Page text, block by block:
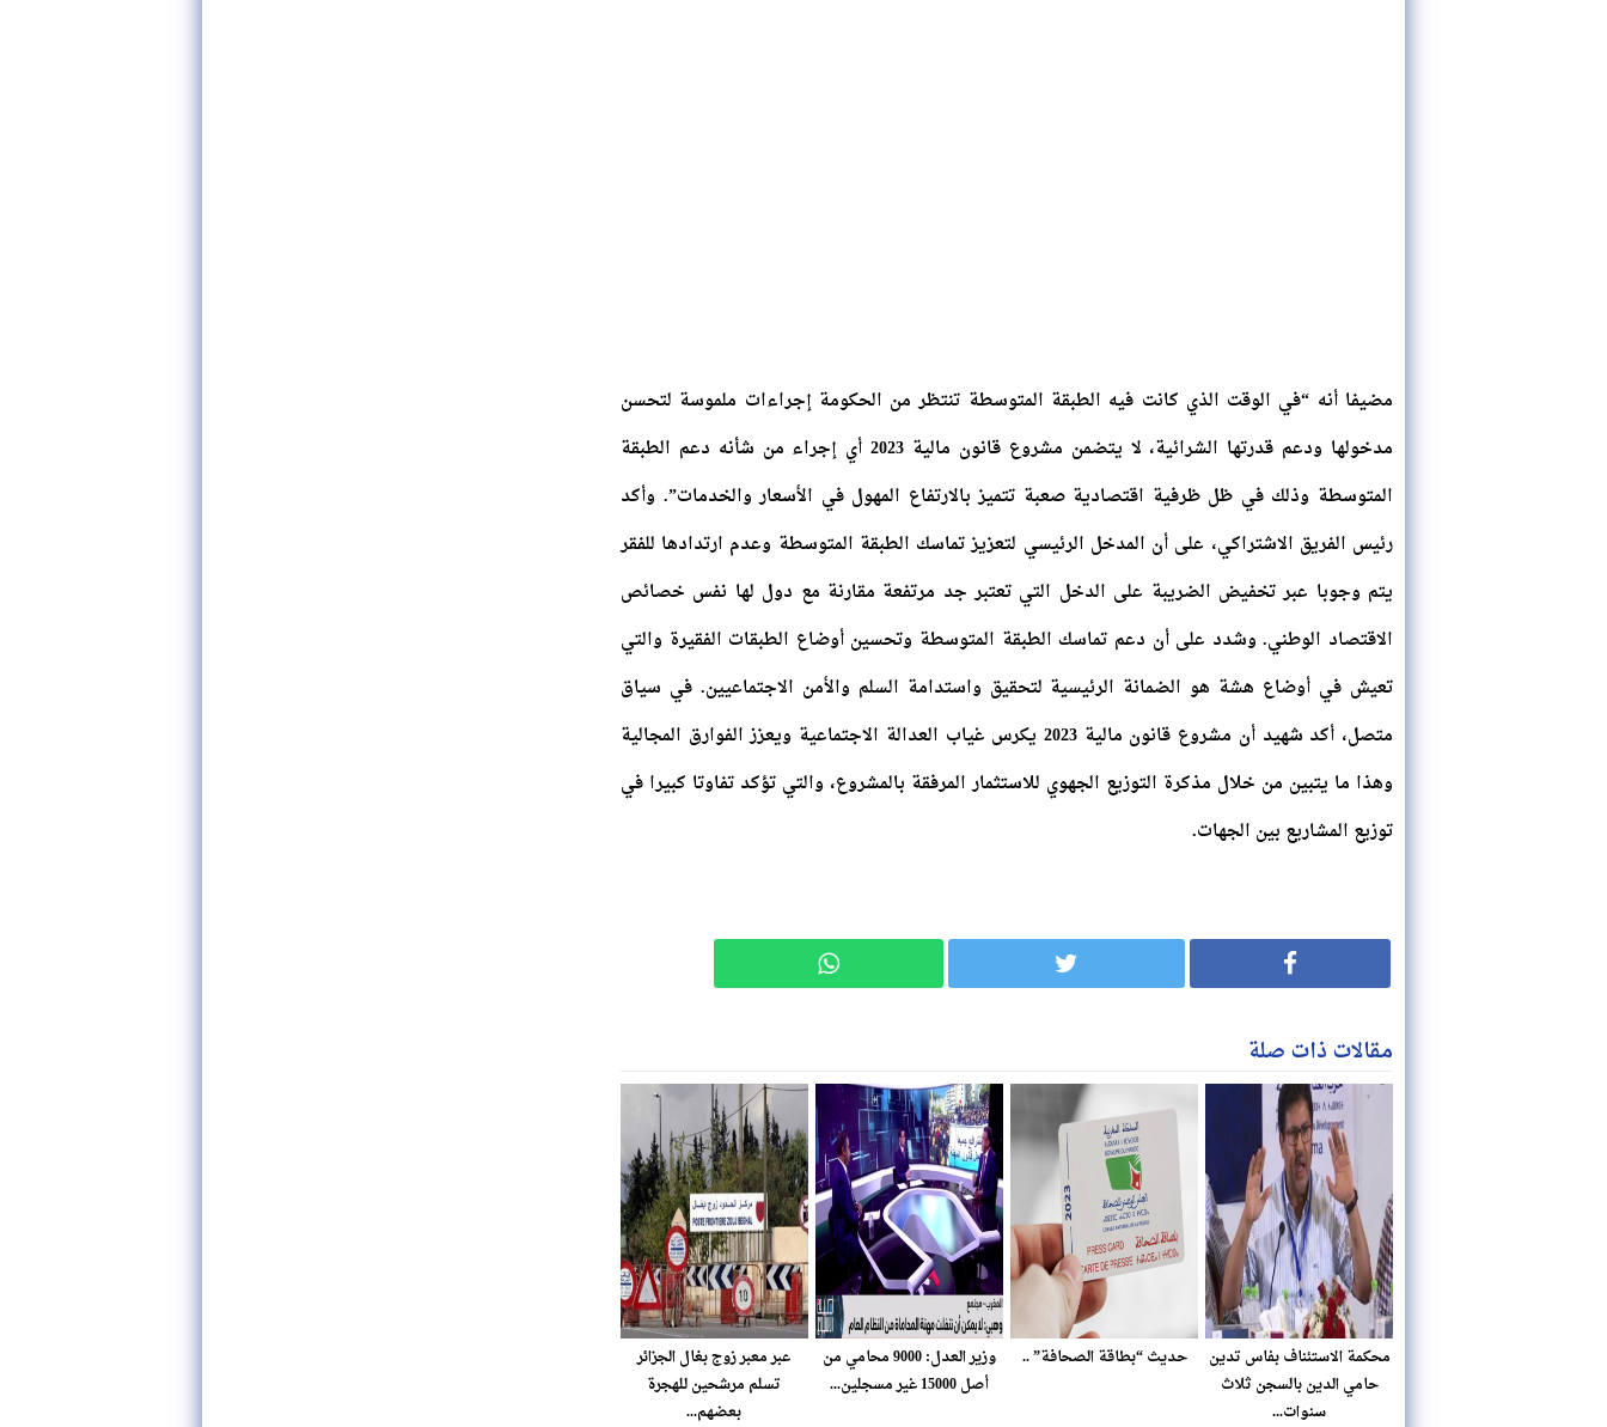
مضيفا أنه “في الوقت الذي كانت فيه الطبقة المتوسطة تنتظر من الحكومة إجراءات ملموسة لتحسن
مدخولها ودعم قدرتها الشرائية، لا يتضمن مشروع قانون مالية 2023 أي إجراء من شأنه دعم الطبقة
المتوسطة وذلك في ظل ظرفية اقتصادية صعبة تتميز بالارتفاع المهول في الأسعار والخدمات”. وأكد
رئيس الفريق الاشتراكي، على أن المدخل الرئيسي لتعزيز تماسك الطبقة المتوسطة وعدم ارتدادها للفقر
يتم وجوبا عبر تخفيض الضريبة على الدخل التي تعتبر جد مرتفعة مقارنة مع دول لها نفس خصائص
الاقتصاد الوطني. وشدد على أن دعم تماسك الطبقة المتوسطة وتحسين أوضاع الطبقات الفقيرة والتي
تعيش في أوضاع هشة هو الضمانة الرئيسية لتحقيق واستدامة السلم والأمن الاجتماعيين. في سياق
متصل، أكد شهيد أن مشروع قانون مالية 2023 يكرس غياب العدالة الاجتماعية ويعزز الفوارق المجالية
وهذا ما يتبين من خلال مذكرة التوزيع الجهوي للاستثمار المرفقة بالمشروع، والتي تؤكد تفاوتا كبيرا في
توزيع المشاريع بين الجهات.
مقالات ذات صلة
محكمة الاستئناف بفاس تدين
حامي الدين بالسجن ثلاث
سنوات...
حديث “بطاقة الصحافة” ..
وزير العدل: 9000 محامي من
أصل 15000 غير مسجلين...
عبر معبر زوج بغال الجزائر
تسلم مرشحين للهجرة
بعضهم...